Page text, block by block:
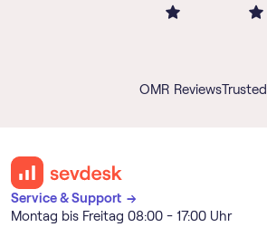
OMR ReviewsTrusted
Service & Support →
Montag bis Freitag 08:00 - 17:00 Uhr